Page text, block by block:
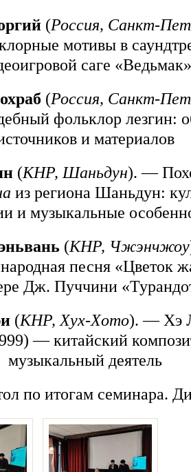
(Россия, Санкт-
мотивы в
саге «Ведьмак»
(Россия, Санкт-
фольклор лезгин:
и материалов
(КНР, Шаньдун). —
из региона Шаньдун:
и музыкальные
(КНР, Чжэнчжоу
песня «Цветок
Дж. Пуччини
(КНР, Хух-Хото). — Хэ
— китайский
музыкальный деятель
по итогам семинара.